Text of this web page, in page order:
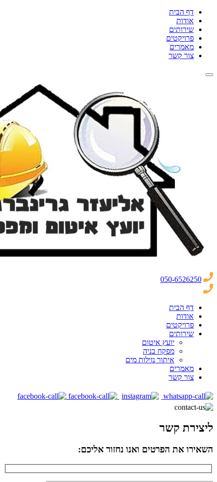
דף הבית
אודות
שירותים
פרויקטים
מאמרים
צור קשר
050-6526250
דף הבית
אודות
פרויקטים
שירותים
יועץ איטום
מפקח בניה
איתור נזילות מים
מאמרים
צור קשר
ליצירת קשר
השאירו את הפרטים ואנו נחזור אליכם: